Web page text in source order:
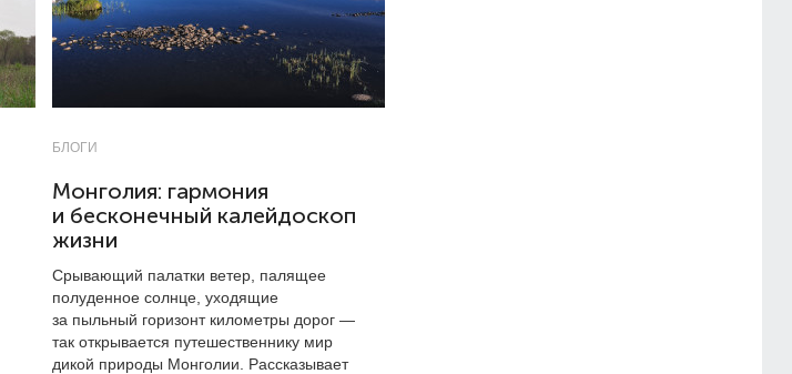
БЛОГИ
Монголия: гармония
и бесконечный калейдоскоп
жизни
Срывающий палатки ветер, палящее
полуденное солнце, уходящие
за пыльный горизонт километры дорог —
так открывается путешественнику мир
дикой природы Монголии. Рассказывает